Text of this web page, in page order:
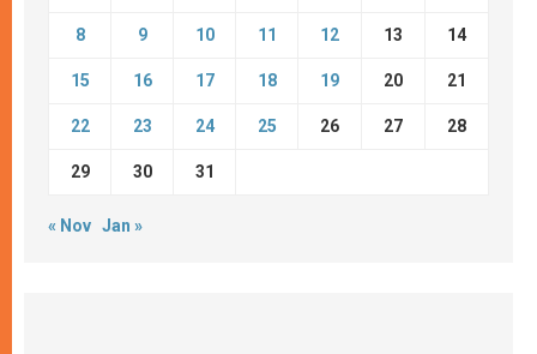
8 9 10 11 12 13 14
15 16 17 18 19 20 21
22 23 24 25 26 27 28
29 30 31
« Nov Jan »